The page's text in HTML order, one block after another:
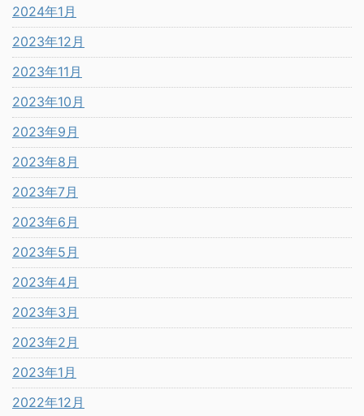
2024年1月
2023年12月
2023年11月
2023年10月
2023年9月
2023年8月
2023年7月
2023年6月
2023年5月
2023年4月
2023年3月
2023年2月
2023年1月
2022年12月